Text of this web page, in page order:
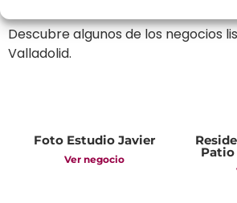
Descubre algunos de los negocios
Valladolid.
Foto Estudio Javier
Ver negocio Patio